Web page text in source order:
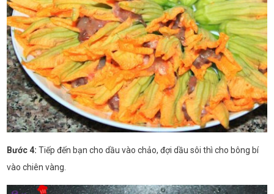
Bước 4: Tiếp đến bạn cho dầu vào chảo, đợi dầu sôi thì cho bông bí
vào chiên vàng.